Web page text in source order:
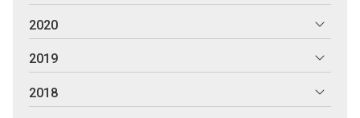
2020
2019
2018